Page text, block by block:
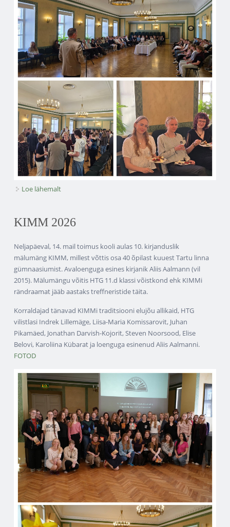
Loe lähemalt
KIMM 2026
Neljapäeval, 14. mail toimus kooli aulas 10. kirjanduslik
mälumäng KIMM, millest võttis osa 40 õpilast kuuest Tartu linna
gümnaasiumist. Avaloenguga esines kirjanik Aliis Aalmann (vil
2015). Mälumängu võitis HTG 11.d klassi võistkond ehk KIMMi
rändraamat jääb aastaks treffneristide täita.
Korraldajad tänavad KIMMi traditsiooni elujõu allikaid, HTG
vilistlasi Indrek Lillemäge, Liisa-Maria Komissarovit, Juhan
Pikamäed, Jonathan Darvish-Kojorit, Steven Noorsood, Elise
Belovi, Karoliina Kübarat ja loenguga esinenud Aliis Aalmanni.
FOTOD